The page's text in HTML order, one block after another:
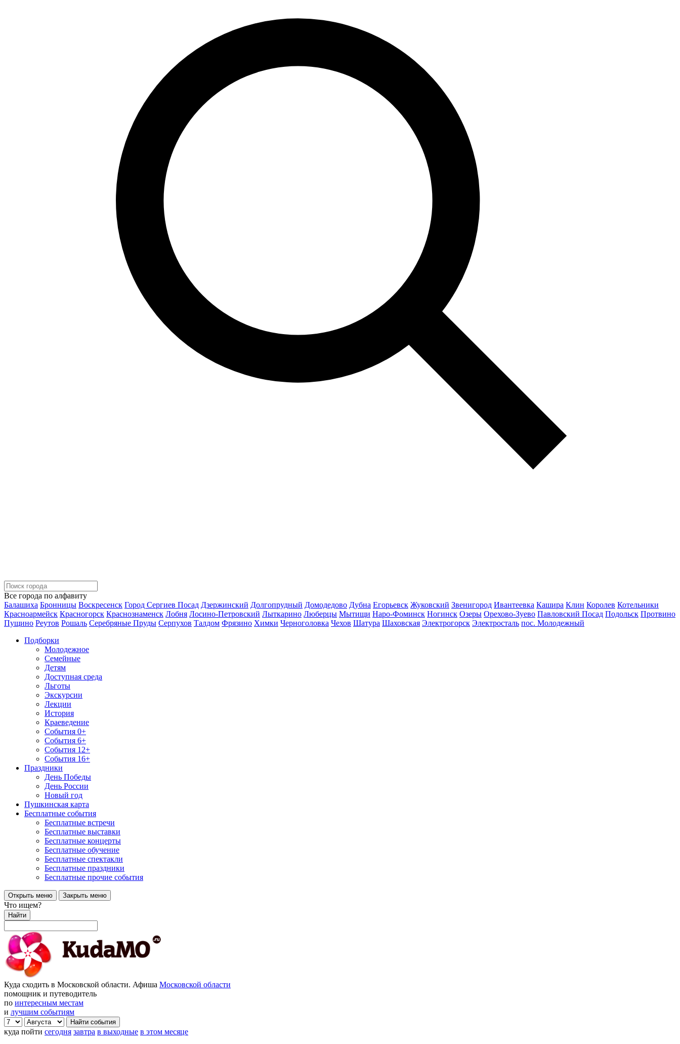
Все города по алфавиту
Балашиха Бронницы Воскресенск Город Сергиев Посад Дзержинский Долгопрудный Домодедово Дубна Егорьевск Жуковский Звенигород Ивантеевка Кашира Клин Королев Котельники
Красноармейск Красногорск Краснознаменск Лобня Лосино-Петровский Лыткарино Люберцы Мытищи Наро-Фоминск Ногинск Озеры Орехово-Зуево Павловский Посад Подольск Протвино
Пущино Реутов Рошаль Серебряные Пруды Серпухов Талдом Фрязино Химки Черноголовка Чехов Шатура Шаховская Электрогорск Электросталь пос. Молодежный
Подборки
Молодежное
Семейные
Детям
Доступная среда
Льготы
Экскурсии
Лекции
История
Краеведение
События 0+
События 6+
События 12+
События 16+
Праздники
День Победы
День России
Новый год
Пушкинская карта
Бесплатные события
Бесплатные встречи
Бесплатные выставки
Бесплатные концерты
Бесплатные обучение
Бесплатные спектакли
Бесплатные праздники
Бесплатные прочие события
Открыть меню Закрыть меню
Что ищем?
Найти
Куда сходить в Московской области. Афиша Московской области
помощник и путеводитель
по интересным местам
и лучшим событиям
куда пойти сегодня завтра в выходные в этом месяце